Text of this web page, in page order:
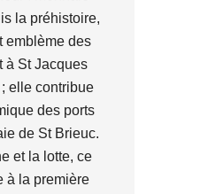
la préhistoire,
emblème des
à St Jacques
elle contribue
des ports
de St Brieuc.
et la lotte, ce
à la première